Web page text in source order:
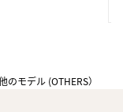
のモデル (OTHERS）